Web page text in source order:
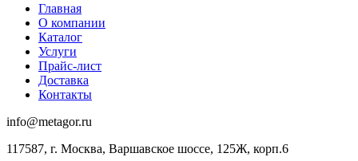
Главная
О компании
Каталог
Услуги
Прайс-лист
Доставка
Контакты
info@metagor.ru
117587, г. Москва, Варшавское шоссе, 125Ж, корп.6